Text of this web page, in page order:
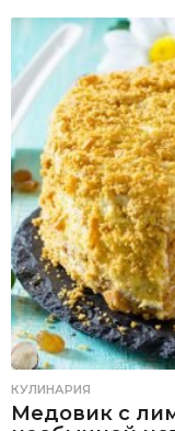
КУЛИНАРИЯ
Медовик с